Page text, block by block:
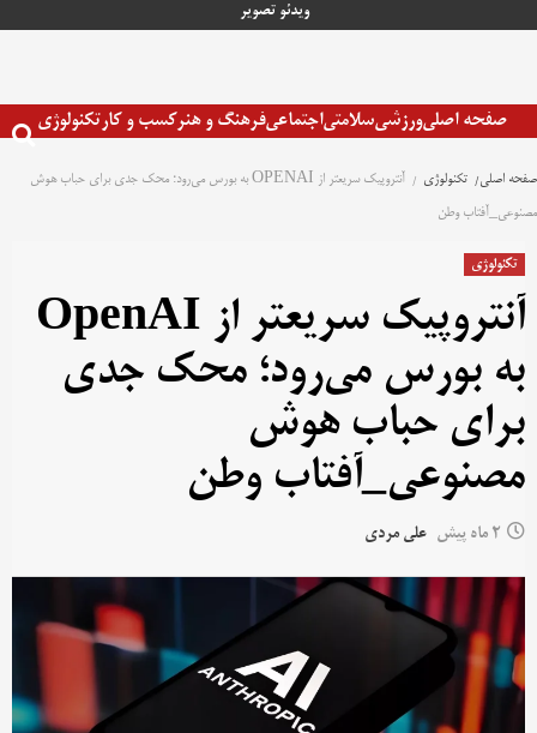
ویدئو تصویر
صفحه اصلیورزشیسلامتیاجتماعیفرهنگ و هنرکسب و کارتکنولوژی
صفحه اصلی تکنولوژی
آنتروپیک سریعتر از OPENAI به بورس می‌رود؛ محک جدی برای حباب هوش
مصنوعی_آفتاب وطن
تکنولوژی
آنتروپیک سریعتر از OpenAI
به بورس می‌رود؛ محک جدی
برای حباب هوش
مصنوعی_آفتاب وطن
2 ماه پیش علی مردی